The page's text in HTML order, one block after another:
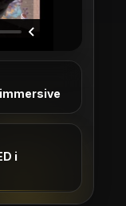
immersive
i